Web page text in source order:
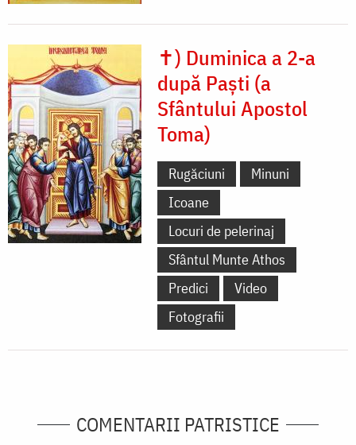
✝) Duminica a 2-a
după Paști (a
Sfântului Apostol
Toma)
Rugăciuni
Minuni
Icoane
Locuri de pelerinaj
Sfântul Munte Athos
Predici
Video
Fotografii
COMENTARII PATRISTICE